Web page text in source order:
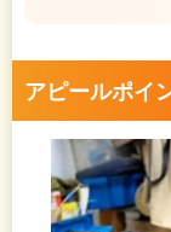
アピールポイ